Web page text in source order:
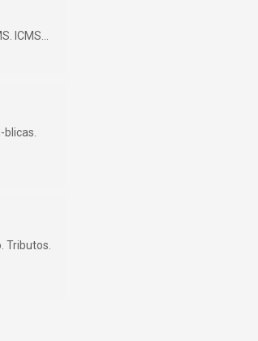
ICMS…
Tributos.